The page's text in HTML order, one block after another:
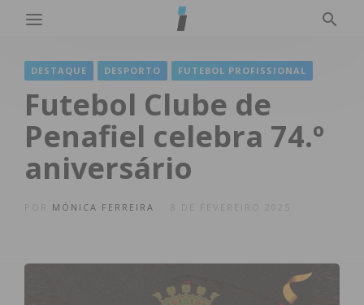
DESTAQUE DESPORTO FUTEBOL PROFISSIONAL
Futebol Clube de
Penafiel celebra 74.º
aniversário
MÓNICA FERREIRA